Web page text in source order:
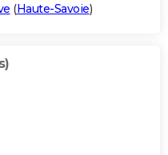
(Haute-Savoie)